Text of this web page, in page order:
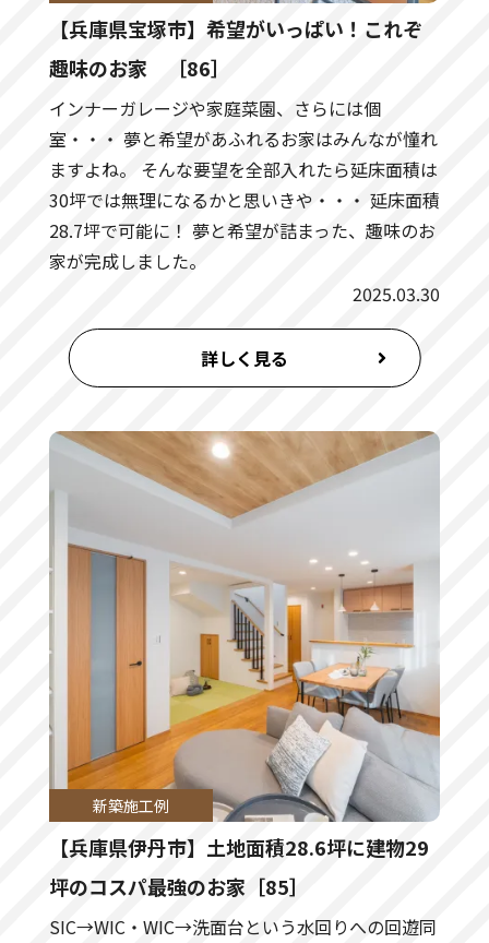
【兵庫県宝塚市】希望がいっぱい！これぞ
趣味のお家 ［86］
インナーガレージや家庭菜園、さらには個
室・・・ 夢と希望があふれるお家はみんなが憧れ
ますよね。 そんな要望を全部入れたら延床面積は
30坪では無理になるかと思いきや・・・ 延床面積
28.7坪で可能に！ 夢と希望が詰まった、趣味のお
家が完成しました。
2025.03.30
詳しく見る
新築施工例
【兵庫県伊丹市】土地面積28.6坪に建物29
坪のコスパ最強のお家［85］
SIC→WIC・WIC→洗面台という水回りへの回遊同